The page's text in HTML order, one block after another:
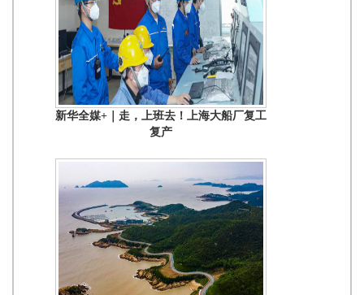
新华全媒+｜走，上班去！上海大船厂复工
复产